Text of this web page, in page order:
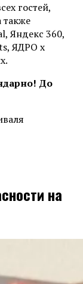
гостей,
также
Яндекс 360,
ЯДРО х
До
на